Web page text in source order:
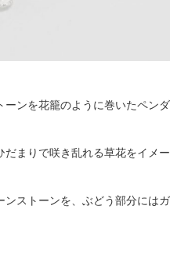
ンを花籠のように巻いたペンダ
まりで咲き乱れる草花をイメー
ストーンを、ぶどう部分には